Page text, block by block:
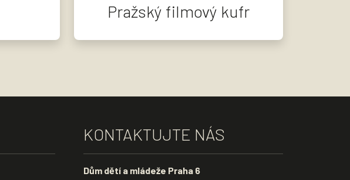
Pražský filmový kufr
KONTAKTUJTE NÁS
Dům dětí a mládeže Praha 6